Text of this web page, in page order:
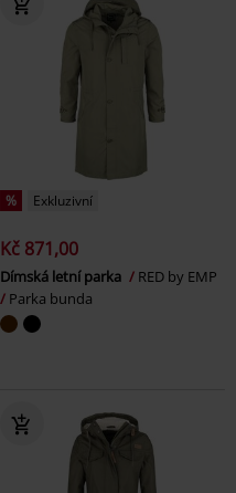
% Exkluzivní
Kč 871,00
Dímská letní parka
RED by EMP
Parka bunda